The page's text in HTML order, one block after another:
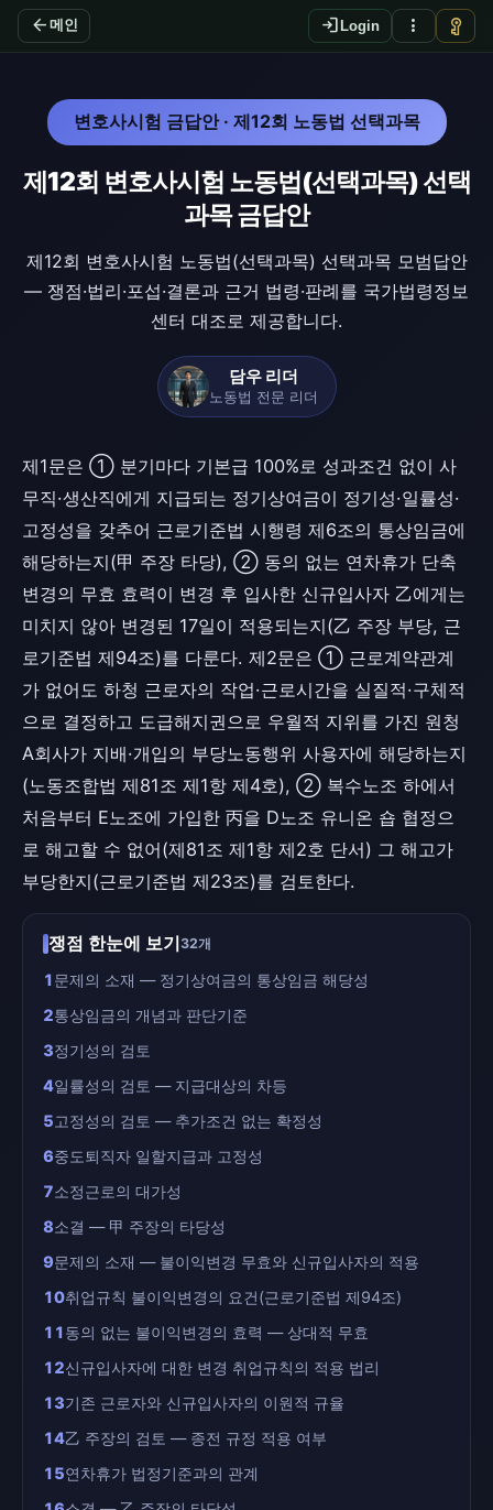
arrow_back 메인 login Login more_vert vpn_key
변호사시험 금답안 · 제12회 노동법 선택과목
제12회 변호사시험 노동법(선택과목) 선택
과목 금답안
제12회 변호사시험 노동법(선택과목) 선택과목 모범답안
— 쟁점·법리·포섭·결론과 근거 법령·판례를 국가법령정보
센터 대조로 제공합니다.
담우 리더
노동법 전문 리더
제1문은 ① 분기마다 기본급 100%로 성과조건 없이 사
무직·생산직에게 지급되는 정기상여금이 정기성·일률성·
고정성을 갖추어 근로기준법 시행령 제6조의 통상임금에
해당하는지(甲 주장 타당), ② 동의 없는 연차휴가 단축
변경의 무효 효력이 변경 후 입사한 신규입사자 乙에게는
미치지 않아 변경된 17일이 적용되는지(乙 주장 부당, 근
로기준법 제94조)를 다룬다. 제2문은 ① 근로계약관계
가 없어도 하청 근로자의 작업·근로시간을 실질적·구체적
으로 결정하고 도급해지권으로 우월적 지위를 가진 원청
A회사가 지배·개입의 부당노동행위 사용자에 해당하는지
(노동조합법 제81조 제1항 제4호), ② 복수노조 하에서
처음부터 E노조에 가입한 丙을 D노조 유니온 숍 협정으
로 해고할 수 없어(제81조 제1항 제2호 단서) 그 해고가
부당한지(근로기준법 제23조)를 검토한다.
쟁점 한눈에 보기32개
1문제의 소재 — 정기상여금의 통상임금 해당성
2통상임금의 개념과 판단기준
3정기성의 검토
4일률성의 검토 — 지급대상의 차등
5고정성의 검토 — 추가조건 없는 확정성
6중도퇴직자 일할지급과 고정성
7소정근로의 대가성
8소결 — 甲 주장의 타당성
9문제의 소재 — 불이익변경 무효와 신규입사자의 적용
10취업규칙 불이익변경의 요건(근로기준법 제94조)
11동의 없는 불이익변경의 효력 — 상대적 무효
12신규입사자에 대한 변경 취업규칙의 적용 법리
13기존 근로자와 신규입사자의 이원적 규율
14乙 주장의 검토 — 종전 규정 적용 여부
15연차휴가 법정기준과의 관계